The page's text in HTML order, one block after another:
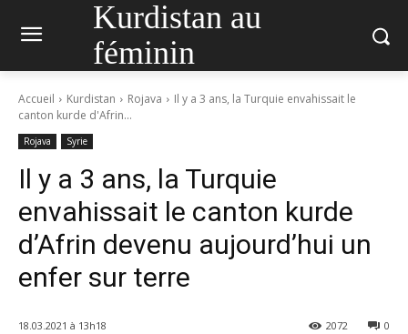
Kurdistan au
féminin
Accueil Kurdistan Rojava
Il y a 3 ans, la Turquie envahissait le
canton kurde d'Afrin...
Rojava Syrie
Il y a 3 ans, la Turquie
envahissait le canton kurde
d’Afrin devenu aujourd’hui un
enfer sur terre
18.03.2021 à 13h18 0
2072